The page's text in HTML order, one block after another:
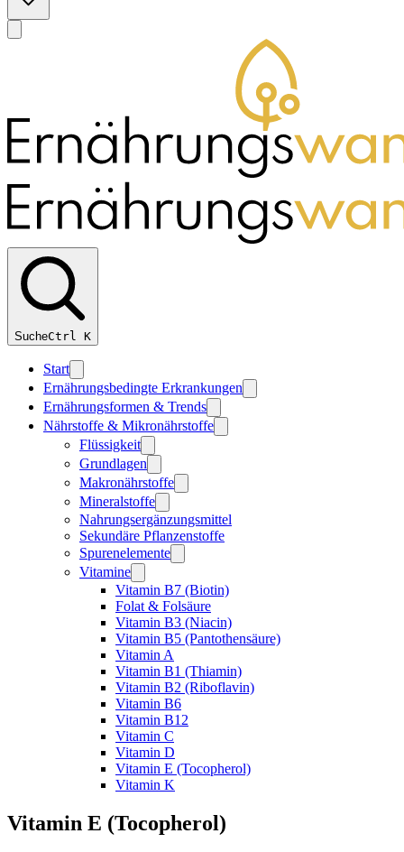
SucheCtrl K
Start
Ernährungsbedingte Erkrankungen
Ernährungsformen & Trends
Nährstoffe & Mikronährstoffe
Flüssigkeit
Grundlagen
Makronährstoffe
Mineralstoffe
Nahrungsergänzungsmittel
Sekundäre Pflanzenstoffe
Spurenelemente
Vitamine
Vitamin B7 (Biotin)
Folat & Folsäure
Vitamin B3 (Niacin)
Vitamin B5 (Pantothensäure)
Vitamin A
Vitamin B1 (Thiamin)
Vitamin B2 (Riboflavin)
Vitamin B6
Vitamin B12
Vitamin C
Vitamin D
Vitamin E (Tocopherol)
Vitamin K
Vitamin E (Tocopherol)